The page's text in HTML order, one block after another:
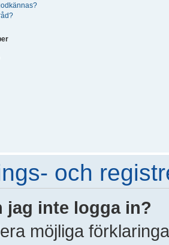
och
jag inte logga in?
möjliga